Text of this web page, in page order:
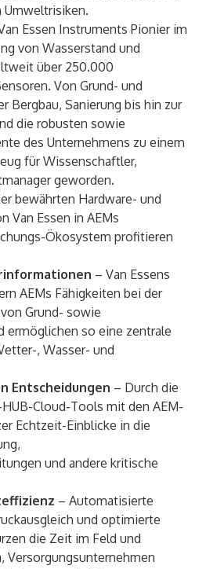
Essen Instruments Pionier im
von Wasserstand und
über 250.000
Von Grund- und
Bergbau, Sanierung bis hin zur
die robusten sowie
des Unternehmens zu einem
für Wissenschaftler,
geworden.
bewährten Hardware- und
Van Essen in AEMs
Ökosystem profitieren
– Van Essens
AEMs Fähigkeiten bei der
Grund- sowie
ermöglichen so eine zentrale
, Wasser- und
Entscheidungen – Durch die
Cloud-Tools mit den AEM-
Echtzeit-Einblicke in die
und andere kritische
– Automatisierte
und optimierte
die Zeit im Feld und
Versorgungsunternehmen